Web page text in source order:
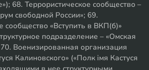
68. Террористическое сообщество –
свободной России»; 69.
сообщество «Вступить в ВКП(б)»
подразделение – «Омская
Военизированная организация
Калиновского» («Полк iмя Кастуся